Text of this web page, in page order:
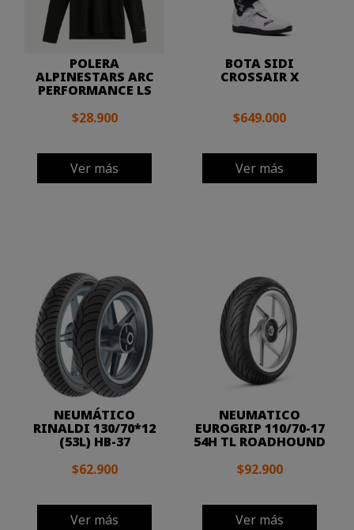
POLERA
ALPINESTARS ARC
PERFORMANCE LS
$28.900
Ver más
BOTA SIDI
CROSSAIR X
$649.000
Ver más
NEUMÁTICO
RINALDI 130/70*12
(53L) HB-37
$62.900
Ver más
NEUMATICO
EUROGRIP 110/70-17
54H TL ROADHOUND
$92.900
Ver más